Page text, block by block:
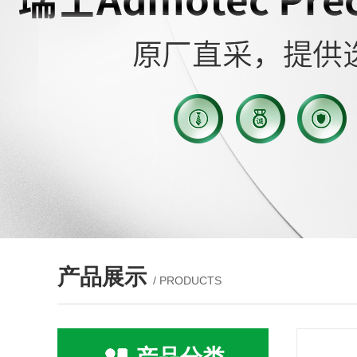
产品展示 / PRODUCTS